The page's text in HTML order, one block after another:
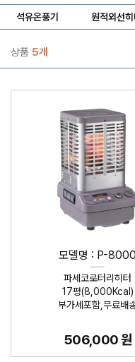
석유온풍기 원적외선히
상품 5개
모델명 : P-8000
파세코로터리히터
17평(8,000Kcal)
부가세포함,무료배
506,000 원